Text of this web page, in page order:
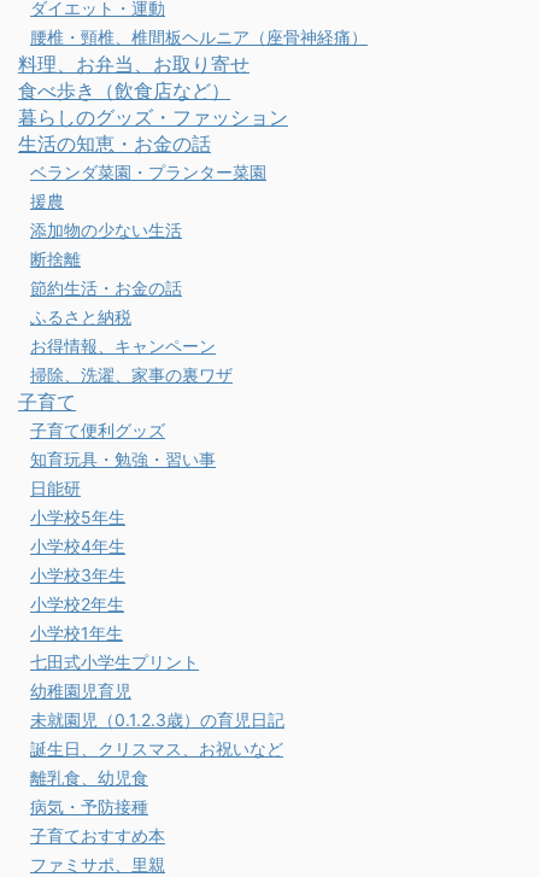
ダイエット・運動
腰椎・頸椎、椎間板ヘルニア（座骨神経痛）
料理、お弁当、お取り寄せ
食べ歩き（飲食店など）
暮らしのグッズ・ファッション
生活の知恵・お金の話
ベランダ菜園・プランター菜園
援農
添加物の少ない生活
断捨離
節約生活・お金の話
ふるさと納税
お得情報、キャンペーン
掃除、洗濯、家事の裏ワザ
子育て
子育て便利グッズ
知育玩具・勉強・習い事
日能研
小学校5年生
小学校4年生
小学校3年生
小学校2年生
小学校1年生
七田式小学生プリント
幼稚園児育児
未就園児（0.1.2.3歳）の育児日記
誕生日、クリスマス、お祝いなど
離乳食、幼児食
病気・予防接種
子育ておすすめ本
ファミサポ、里親